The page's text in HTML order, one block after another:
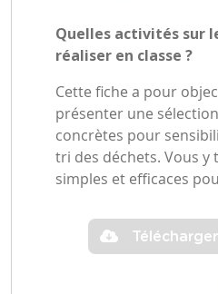
Quelles activités sur
réaliser en classe ?
Cette fiche a pour
présenter une
concrètes pour
tri des déchets. Vous y
simples et efficaces
Télécharger